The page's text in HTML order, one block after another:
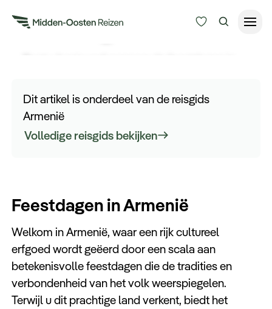
Meer
Feestdagen in Armenië
de gevierde feestdagen in Armenië.
Dit artikel is onderdeel van de reisgids
Armenië
Volledige reisgids bekijken
Feestdagen in Armenië
Welkom in Armenië, waar een rijk cultureel
erfgoed wordt geëerd door een scala aan
betekenisvolle feestdagen die de tradities en
verbondenheid van het volk weerspiegelen.
Terwijl u dit prachtige land verkent, biedt het